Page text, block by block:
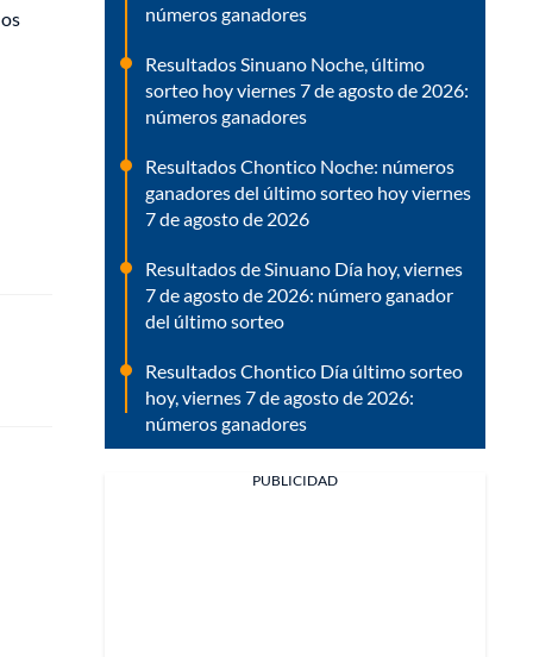
números ganadores
Resultados Sinuano Noche, último
sorteo hoy viernes 7 de agosto de 2026:
números ganadores
Resultados Chontico Noche: números
ganadores del último sorteo hoy viernes
7 de agosto de 2026
Resultados de Sinuano Día hoy, viernes
7 de agosto de 2026: número ganador
del último sorteo
Resultados Chontico Día último sorteo
hoy, viernes 7 de agosto de 2026:
números ganadores
PUBLICIDAD